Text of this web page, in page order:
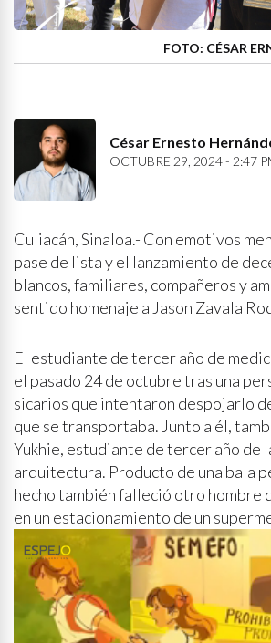
FOTO: CÉSAR
César Ernesto
OCTUBRE 29, 2024 - 2:47
Culiacán, Sinaloa.- Con emotivos
pase de lista y el lanzamiento de
blancos, familiares, compañeros y
sentido homenaje a Jason Zavala
El estudiante de tercer año de
el pasado 24 de octubre tras una
sicarios que intentaron despojarlo
que se transportaba. Junto a él,
Yukhie, estudiante de tercer año de
arquitectura. Producto de una bala
hecho también falleció otro hombre
en un estacionamiento de un